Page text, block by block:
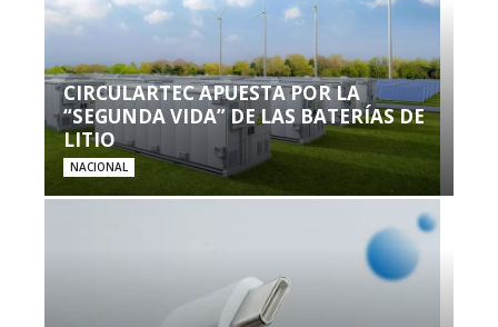
CIRCULARTEC APUESTA POR LA
“SEGUNDA VIDA” DE LAS BATERÍAS DE
LITIO
NACIONAL